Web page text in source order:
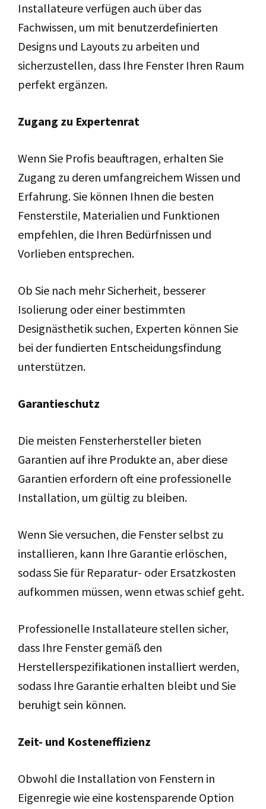
Installateure verfügen auch über das
Fachwissen, um mit benutzerdefinierten
Designs und Layouts zu arbeiten und
sicherzustellen, dass Ihre Fenster Ihren Raum
perfekt ergänzen.
Zugang zu Expertenrat
Wenn Sie Profis beauftragen, erhalten Sie
Zugang zu deren umfangreichem Wissen und
Erfahrung. Sie können Ihnen die besten
Fensterstile, Materialien und Funktionen
empfehlen, die Ihren Bedürfnissen und
Vorlieben entsprechen.
Ob Sie nach mehr Sicherheit, besserer
Isolierung oder einer bestimmten
Designästhetik suchen, Experten können Sie
bei der fundierten Entscheidungsfindung
unterstützen.
Garantieschutz
Die meisten Fensterhersteller bieten
Garantien auf ihre Produkte an, aber diese
Garantien erfordern oft eine professionelle
Installation, um gültig zu bleiben.
Wenn Sie versuchen, die Fenster selbst zu
installieren, kann Ihre Garantie erlöschen,
sodass Sie für Reparatur- oder Ersatzkosten
aufkommen müssen, wenn etwas schief geht.
Professionelle Installateure stellen sicher,
dass Ihre Fenster gemäß den
Herstellerspezifikationen installiert werden,
sodass Ihre Garantie erhalten bleibt und Sie
beruhigt sein können.
Zeit- und Kosteneffizienz
Obwohl die Installation von Fenstern in
Eigenregie wie eine kostensparende Option